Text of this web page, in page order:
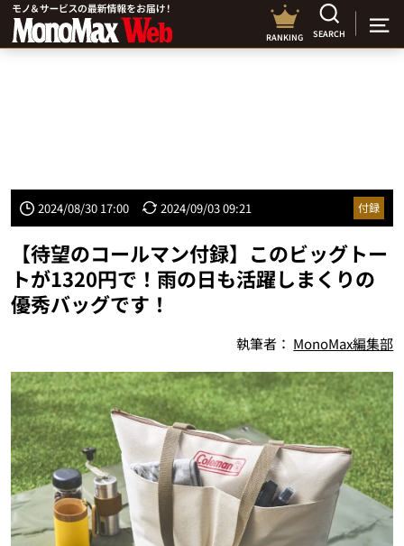
RANKING SEARCH
2024/08/30 17:00 2024/09/03 09:21 付録
【待望のコールマン付録】このビッグトー
トが1320円で！雨の日も活躍しまくりの
優秀バッグです！
執筆者： MonoMax編集部